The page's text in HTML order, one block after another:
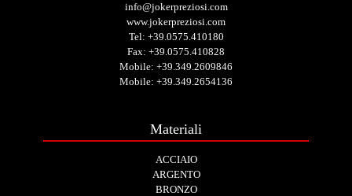
info@jokerpreziosi.com
www.jokerpreziosi.com
Tel: +39.0575.410180
Fax: +39.0575.410828
Mobile: +39.349.2609846
Mobile: +39.349.2654136
Materiali
ACCIAIO
ARGENTO
BRONZO